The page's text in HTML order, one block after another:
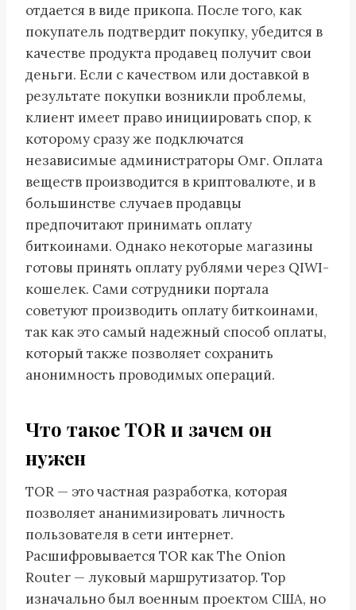
отдается в виде прикопа. После того, как
покупатель подтвердит покупку, убедится в
качестве продукта продавец получит свои
деньги. Если с качеством или доставкой в
результате покупки возникли проблемы,
клиент имеет право инициировать спор, к
которому сразу же подключатся
независимые администраторы Омг. Оплата
веществ производится в криптовалюте, и в
большинстве случаев продавцы
предпочитают принимать оплату
биткоинами. Однако некоторые магазины
готовы принять оплату рублями через QIWI-
кошелек. Сами сотрудники портала
советуют производить оплату биткоинами,
так как это самый надежный способ оплаты,
который также позволяет сохранить
анонимность проводимых операций.
Что такое TOR и зачем он
нужен
TOR — это частная разработка, которая
позволяет ананимизировать личность
пользователя в сети интернет.
Расшифровывается TOR как The Onion
Router — луковый маршрутизатор. Тор
изначально был военным проектом США, но